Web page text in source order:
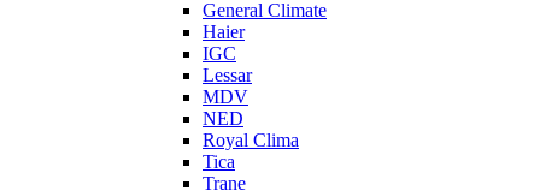
General Climate
Haier
IGC
Lessar
MDV
NED
Royal Clima
Tica
Trane